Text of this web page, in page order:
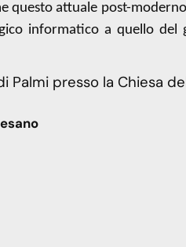
questo attuale post-
informatico a quello del
Palmi presso la Chiesa